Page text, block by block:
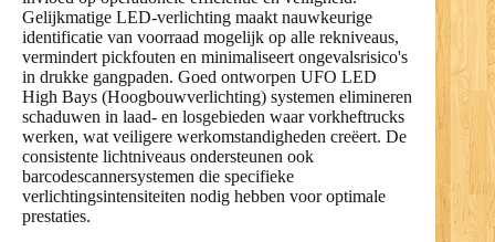
Gelijkmatige LED-verlichting maakt nauwkeurige
identificatie van voorraad mogelijk op alle rekniveaus,
vermindert pickfouten en minimaliseert ongevalsrisico's
in drukke gangpaden. Goed ontworpen UFO LED
High Bays (Hoogbouwverlichting) systemen elimineren
schaduwen in laad- en losgebieden waar vorkheftrucks
werken, wat veiligere werkomstandigheden creëert. De
consistente lichtniveaus ondersteunen ook
barcodescannersystemen die specifieke
verlichtingsintensiteiten nodig hebben voor optimale
prestaties.